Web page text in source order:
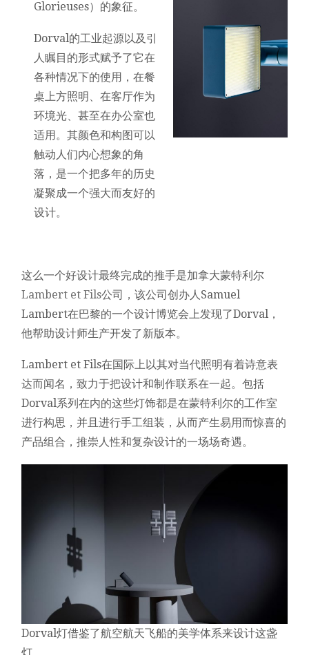
Glorieuses）的象征。
Dorval的工业起源以及引
人瞩目的形式赋予了它在
各种情况下的使用，在餐
桌上方照明、在客厅作为
环境光、甚至在办公室也
适用。其颜色和构图可以
触动人们内心想象的角
落，是一个把多年的历史
凝聚成一个强大而友好的
设计。
这么一个好设计最终完成的推手是加拿大蒙特利尔
Lambert et Fils公司，该公司创办人Samuel
Lambert在巴黎的一个设计博览会上发现了Dorval，
他帮助设计师生产开发了新版本。
Lambert et Fils在国际上以其对当代照明有着诗意表
达而闻名，致力于把设计和制作联系在一起。包括
Dorval系列在内的这些灯饰都是在蒙特利尔的工作室
进行构思，并且进行手工组装，从而产生易用而惊喜的
产品组合，推崇人性和复杂设计的一场场奇遇。
Dorval灯借鉴了航空航天飞船的美学体系来设计这盏